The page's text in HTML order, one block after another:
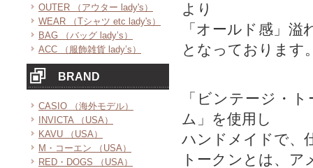
OUTER （アウター lady's）
WEAR （Tシャツ etc lady's）
BAG （バッグ lady’s）
ACC （服飾雑貨 lady’s）
BRAND
CASIO （海外モデル）
INVICTA （USA）
KAVU （USA）
M・コーエン （USA）
RED・DOGS （USA）
より
「オールド感」
となっております
「ビンテージ・
ム」を使用し
ハンドメイドで、
トークンとは、